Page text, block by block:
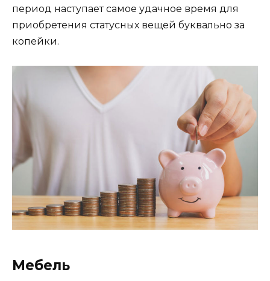
период наступает самое удачное время для
приобретения статусных вещей буквально за
копейки.
Мебель